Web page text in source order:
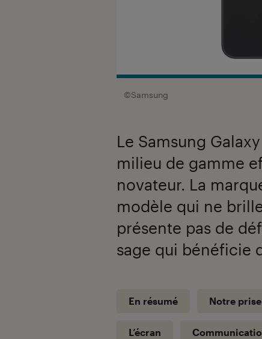
©Samsung
Le Samsung
milieu de gamme
novateur. La
modèle qui ne
présente pas de
sage qui bénéficie
En résumé Notre
L’écran